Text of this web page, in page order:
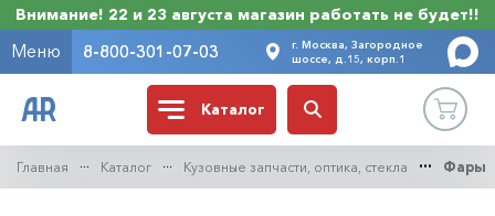
Внимание! 22 и 23 августа магазин работать не будет!!
Меню 8-800-301-07-03
г. Москва, Загородное
шоссе, д.15, корп.1
Каталог
Главная Каталог Кузовные запчасти, оптика, стекла Фары